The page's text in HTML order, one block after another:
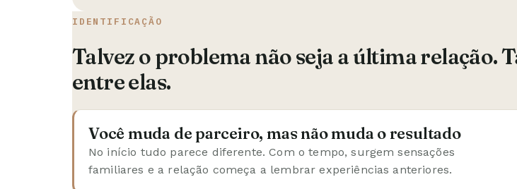
IDENTIFICAÇÃO
Talvez o problema não seja a última relação.
entre elas.
Você muda de parceiro, mas não muda o resultado
No início tudo parece diferente. Com o tempo, surgem sensações
familiares e a relação começa a lembrar experiências anteriores.